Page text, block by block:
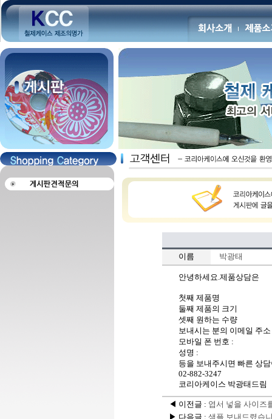
이름 박광태
안녕하세요.제품상담은
첫째 제품명
둘째 제품의 크기
셋째 원하는 수량
보내시는 분의 이메일 주
모바일 폰 번호 :
성명 :
등을 보내주시면 빠른 상
02-882-3247
코리아케이스 박광태드림
◀ 이전글 : 엽서 넣을 사이즈
▶ 다음글 : 샘플 보내드렸습